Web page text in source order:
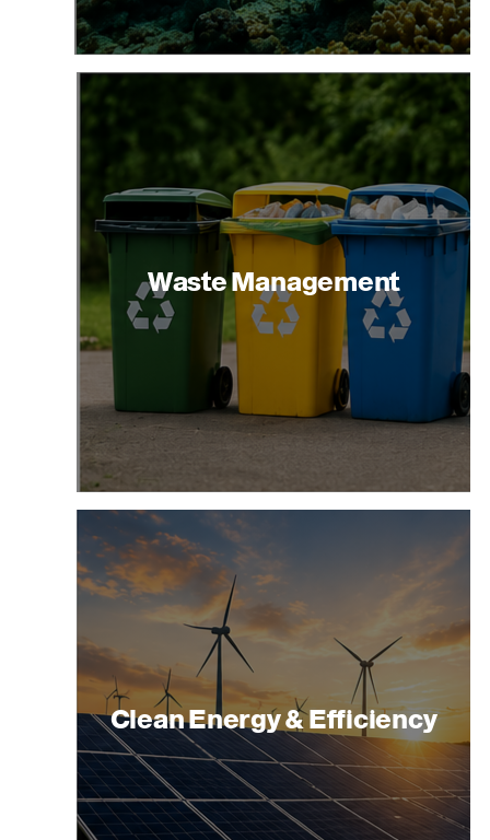
Waste Management
Clean Energy & Efficiency